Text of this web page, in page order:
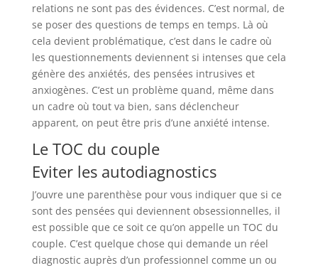
relations ne sont pas des évidences. C’est normal, de
se poser des questions de temps en temps. Là où
cela devient problématique, c’est dans le cadre où
les questionnements deviennent si intenses que cela
génère des anxiétés, des pensées intrusives et
anxiogènes. C’est un problème quand, même dans
un cadre où tout va bien, sans déclencheur
apparent, on peut être pris d’une anxiété intense.
Le TOC du couple
Eviter les autodiagnostics
J’ouvre une parenthèse pour vous indiquer que si ce
sont des pensées qui deviennent obsessionnelles, il
est possible que ce soit ce qu’on appelle un TOC du
couple. C’est quelque chose qui demande un réel
diagnostic auprès d’un professionnel comme un ou